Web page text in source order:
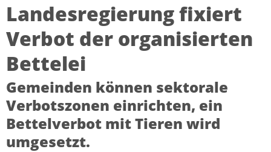
Landesregierung fixiert
Verbot der organisierten
Bettelei
Gemeinden können sektorale
Verbotszonen einrichten, ein
Bettelverbot mit Tieren wird
umgesetzt.